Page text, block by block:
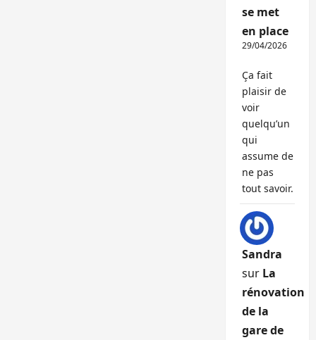
se met
en place
29/04/2026
Ça fait
plaisir de
voir
quelqu’un
qui
assume de
ne pas
tout savoir.
Sandra
sur La
rénovation
de la
gare de